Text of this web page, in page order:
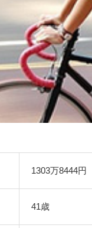
1303万8444円
41歳